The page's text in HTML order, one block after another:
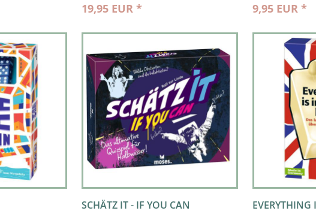
19,95 EUR * 9,95 EUR *
SCHÄTZ IT - IF YOU CAN
EVERYTHING